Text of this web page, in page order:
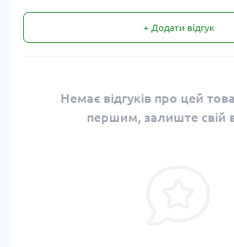
+ Додати відгук
Немає відгуків про цей
першим, залиште свій